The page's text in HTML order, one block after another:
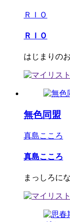
ＲＩＯ
ＲＩＯ
はじまりの
無色同盟
真島こころ
真島こころ
まっしろに